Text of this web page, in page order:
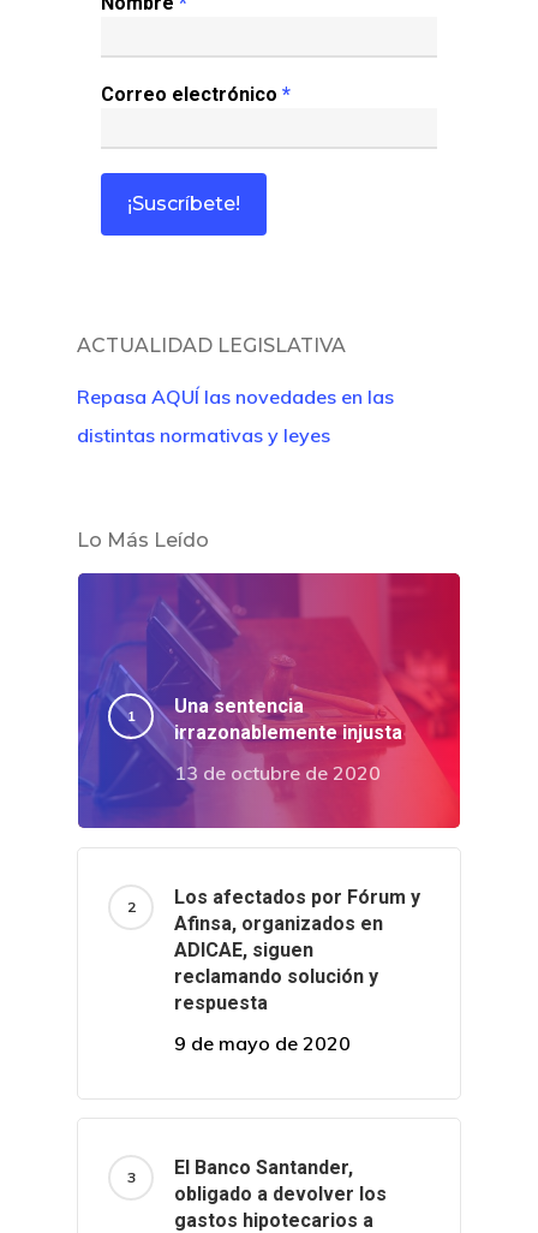
Correo electrónico *
ACTUALIDAD LEGISLATIVA
Repasa AQUÍ las novedades en las
distintas normativas y leyes
Lo Más Leído
Una sentencia
irrazonablemente injusta
13 de octubre de 2020
Los afectados por Fórum y
Afinsa, organizados en
ADICAE, siguen
reclamando solución y
respuesta
9 de mayo de 2020
El Banco Santander,
obligado a devolver los
gastos hipotecarios a